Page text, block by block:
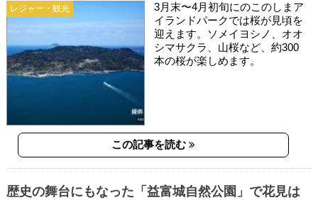
レジャー・観光
3月末〜4月初旬にのこのしまア
イランドパークでは桜が見頃を
迎えます。ソメイヨシノ、オオ
シマサクラ、山桜など、約300
本の桜が楽しめます。
この記事を読む
歴史の舞台にもなった「益富城自然公園」で花見は